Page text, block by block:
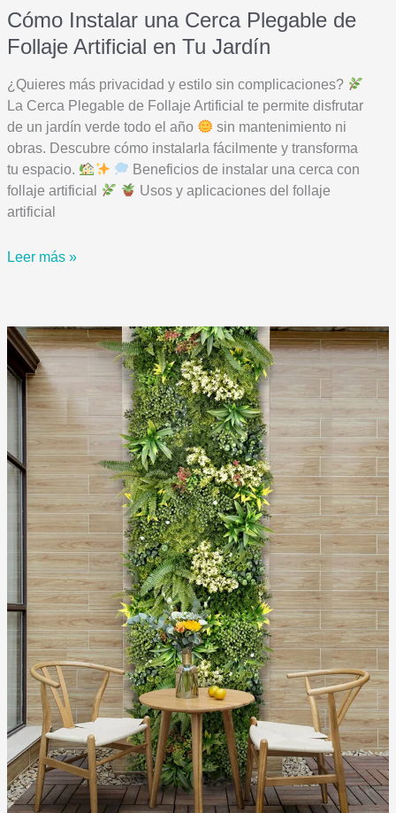
Cómo Instalar una Cerca Plegable de
Follaje Artificial en Tu Jardín
¿Quieres más privacidad y estilo sin complicaciones?
La Cerca Plegable de Follaje Artificial te permite disfrutar
de un jardín verde todo el año
sin mantenimiento ni
obras. Descubre cómo instalarla fácilmente y transforma
tu espacio.
Beneficios de instalar una cerca con
follaje artificial
Usos y aplicaciones del follaje
artificial
Cómo
Plegable
de
Follaje
Artificial
Jardín
Leer más »